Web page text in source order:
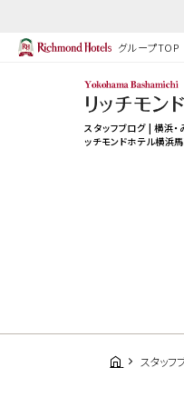
グループTOP
スタッフブログ | 横浜
ッチモンドホテル横浜
スタッフ